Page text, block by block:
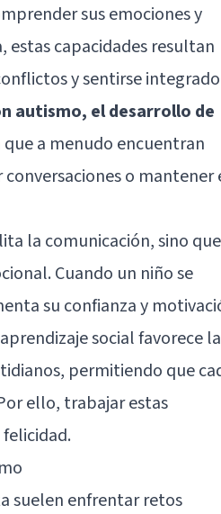
sus emociones y
estas capacidades resultan
y sentirse integrado
autismo, el desarrollo de
que a menudo encuentran
o mantener
la comunicación, sino que
Cuando un niño se
su confianza y
social favorece la
permitiendo que
ello, trabajar estas
suelen enfrentar retos